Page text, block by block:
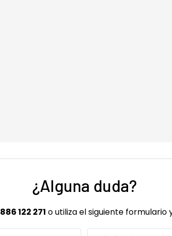
¿Alguna duda?
886 122 271 o utiliza el siguiente